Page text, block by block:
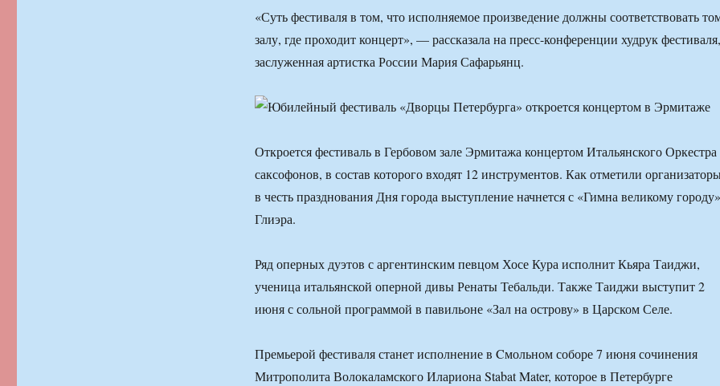
«Суть фестиваля в том, что исполняемое произведение должны соответствовать
залу, где проходит концерт», — рассказала на пресс-конференции худрук фестиваля,
заслуженная артистка России Мария Сафарьянц.
Откроется фестиваль в Гербовом зале Эрмитажа концертом Итальянского Оркестра
саксофонов, в состав которого входят 12 инструментов. Как отметили
в честь празднования Дня города выступление начнется с «Гимна великому городу»
Глиэра.
Ряд оперных дуэтов с аргентинским певцом Хосе Кура исполнит Кьяра Таиджи,
ученица итальянской оперной дивы Ренаты Тебальди. Также Таиджи выступит 2
июня с сольной программой в павильоне «Зал на острову» в Царском Селе.
Премьерой фестиваля станет исполнение в Cмольном соборе 7 июня сочинения
Митрополита Волокаламского Илариона Stabat Mater, которое в Петербурге